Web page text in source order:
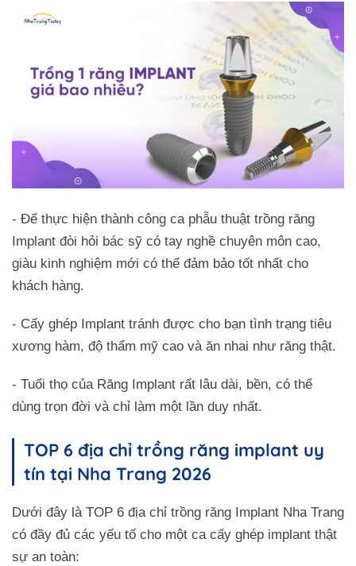
- Để thực hiện thành công ca phẫu thuật trồng răng
Implant đòi hỏi bác sỹ có tay nghề chuyên môn cao,
giàu kinh nghiệm mới có thể đảm bảo tốt nhất cho
khách hàng.
- Cấy ghép Implant tránh được cho bạn tình trạng tiêu
xương hàm, độ thẩm mỹ cao và ăn nhai như răng thật.
- Tuổi thọ của Răng Implant rất lâu dài, bền, có thể
dùng trọn đời và chỉ làm một lần duy nhất.
TOP 6 địa chỉ trồng răng implant uy
tín tại Nha Trang 2026
Dưới đây là TOP 6 địa chỉ trồng răng Implant Nha Trang
có đầy đủ các yếu tố cho một ca cấy ghép implant thật
sự an toàn: